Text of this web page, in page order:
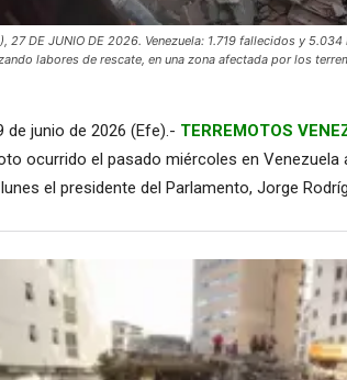
27 DE JUNIO DE 2026. Venezuela: 1.719 fallecidos y
labores de rescate, en una zona afectada por los
de junio de 2026 (Efe).- TERREMOTOS
ocurrido el pasado miércoles en Venezuela
el presidente del Parlamento, Jorge